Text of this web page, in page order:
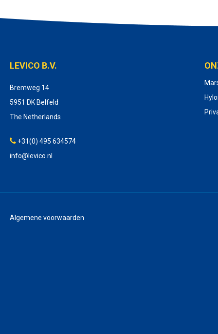
LEVICO B.V.
Bremweg 14
5951 DK Belfeld
The Netherlands
+31(0) 495 634574
info@levico.nl
Algemene voorwaarden